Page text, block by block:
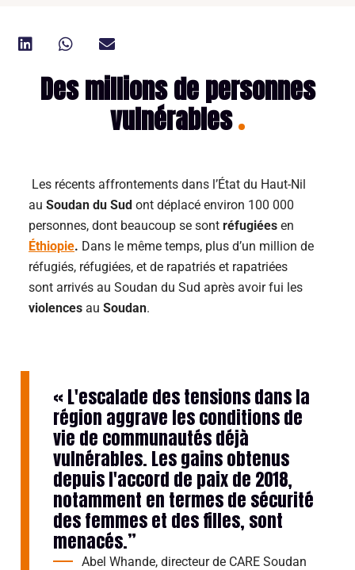
Des millions de personnes
vulnérables
Les récents affrontements dans l’État du Haut-Nil
au Soudan du Sud ont déplacé environ 100 000
personnes, dont beaucoup se sont réfugiées en
Éthiopie. Dans le même temps, plus d’un million de
réfugiés, réfugiées, et de rapatriés et rapatriées
sont arrivés au Soudan du Sud après avoir fui les
violences au Soudan.
« L'escalade des tensions dans la
région aggrave les conditions de
vie de communautés déjà
vulnérables. Les gains obtenus
depuis l'accord de paix de 2018,
notamment en termes de sécurité
des femmes et des filles, sont
menacés.”
Abel Whande, directeur de CARE Soudan